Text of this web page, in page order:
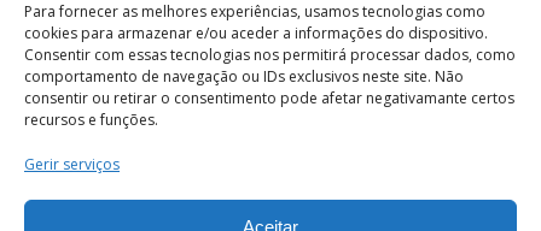
Para fornecer as melhores experiências, usamos tecnologias como
cookies para armazenar e/ou aceder a informações do dispositivo.
Consentir com essas tecnologias nos permitirá processar dados, como
comportamento de navegação ou IDs exclusivos neste site. Não
consentir ou retirar o consentimento pode afetar negativamante certos
recursos e funções.
Gerir serviços
Aceitar
Termos e Condições